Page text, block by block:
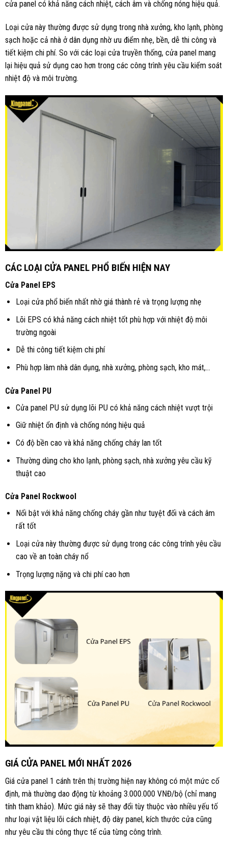
cửa panel có khả năng cách nhiệt, cách âm và chống nóng hiệu quả.
Loại cửa này thường được sử dụng trong nhà xưởng, kho lạnh, phòng
sạch hoặc cả nhà ở dân dụng nhờ ưu điểm nhẹ, bền, dễ thi công và
tiết kiệm chi phí. So với các loại cửa truyền thống, cửa panel mang
lại hiệu quả sử dụng cao hơn trong các công trình yêu cầu kiểm soát
nhiệt độ và môi trường.
CÁC LOẠI CỬA PANEL PHỔ BIẾN HIỆN NAY
Cửa Panel EPS
Loại cửa phổ biến nhất nhờ giá thành rẻ và trọng lượng nhẹ
Lõi EPS có khả năng cách nhiệt tốt phù hợp với nhiệt độ môi
trường ngoài
Dễ thi công tiết kiệm chi phí
Phù hợp làm nhà dân dụng, nhà xưởng, phòng sạch, kho mát,…
Cửa Panel PU
Cửa panel PU sử dụng lõi PU có khả năng cách nhiệt vượt trội
Giữ nhiệt ổn định và chống nóng hiệu quả
Có độ bền cao và khả năng chống cháy lan tốt
Thường dùng cho kho lạnh, phòng sạch, nhà xưởng yêu cầu kỹ
thuật cao
Cửa Panel Rockwool
Nổi bật với khả năng chống cháy gần như tuyệt đối và cách âm
rất tốt
Loại cửa này thường được sử dụng trong các công trình yêu cầu
cao về an toàn cháy nổ
Trọng lượng nặng và chi phí cao hơn
GIÁ CỬA PANEL MỚI NHẤT 2026
Giá cửa panel 1 cánh trên thị trường hiện nay không có một mức cố
định, mà thường dao động từ khoảng 3.000.000 VNĐ/bộ (chỉ mang
tính tham khảo). Mức giá này sẽ thay đổi tùy thuộc vào nhiều yếu tố
như loại vật liệu lõi cách nhiệt, độ dày panel, kích thước cửa cũng
như yêu cầu thi công thực tế của từng công trình.